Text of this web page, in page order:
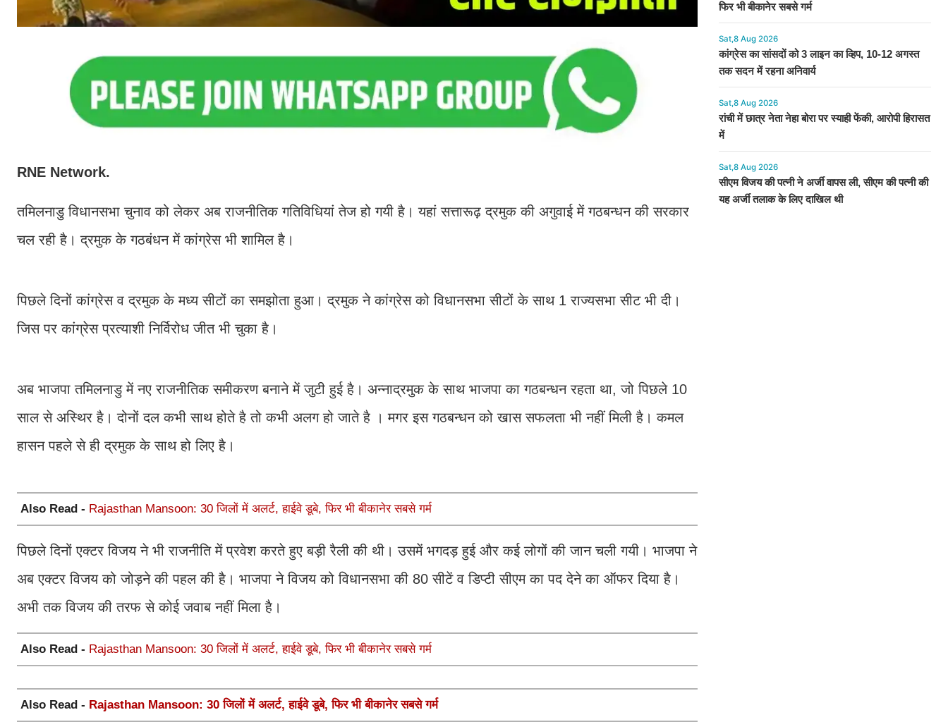
RNE Network.
तमिलनाडु विधानसभा चुनाव को लेकर अब राजनीतिक गतिविधियां तेज हो गयी है। यहां सत्तारूढ़ द्रमुक की अगुवाई में गठबन्धन की सरकार
चल रही है। द्रमुक के गठबंधन में कांग्रेस भी शामिल है।
पिछले दिनों कांग्रेस व द्रमुक के मध्य सीटों का समझोता हुआ। द्रमुक ने कांग्रेस को विधानसभा सीटों के साथ 1 राज्यसभा सीट भी दी।
जिस पर कांग्रेस प्रत्याशी निर्विरोध जीत भी चुका है।
अब भाजपा तमिलनाडु में नए राजनीतिक समीकरण बनाने में जुटी हुई है। अन्नाद्रमुक के साथ भाजपा का गठबन्धन रहता था, जो पिछले 10
साल से अस्थिर है। दोनों दल कभी साथ होते है तो कभी अलग हो जाते है । मगर इस गठबन्धन को खास सफलता भी नहीं मिली है। कमल
हासन पहले से ही द्रमुक के साथ हो लिए है।
Also Read - Rajasthan Mansoon: 30 जिलों में अलर्ट, हाईवे डूबे, फिर भी बीकानेर सबसे गर्म
पिछले दिनों एक्टर विजय ने भी राजनीति में प्रवेश करते हुए बड़ी रैली की थी। उसमें भगदड़ हुई और कई लोगों की जान चली गयी। भाजपा ने
अब एक्टर विजय को जोड़ने की पहल की है। भाजपा ने विजय को विधानसभा की 80 सीटें व डिप्टी सीएम का पद देने का ऑफर दिया है।
अभी तक विजय की तरफ से कोई जवाब नहीं मिला है।
Also Read - Rajasthan Mansoon: 30 जिलों में अलर्ट, हाईवे डूबे, फिर भी बीकानेर सबसे गर्म
Also Read - Rajasthan Mansoon: 30 जिलों में अलर्ट, हाईवे डूबे, फिर भी बीकानेर सबसे गर्म
फिर भी बीकानेर सबसे गर्म
Sat,8 Aug 2026
कांग्रेस का सांसदों को 3 लाइन का व्हिप, 10-12 अगस्त
तक सदन में रहना अनिवार्य
Sat,8 Aug 2026
रांची में छात्र नेता नेहा बोरा पर स्याही फेंकी, आरोपी हिरासत
में
Sat,8 Aug 2026
सीएम विजय की पत्नी ने अर्जी वापस ली, सीएम की पत्नी की
यह अर्जी तलाक के लिए दाखिल थी